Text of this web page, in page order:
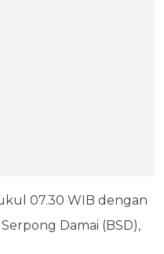
07.30 WIB dengan
Damai (BSD),